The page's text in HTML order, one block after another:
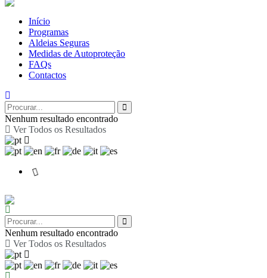
Início
Programas
Aldeias Seguras
Medidas de Autoproteção
FAQs
Contactos
Nenhum resultado encontrado
Ver Todos os Resultados
Nenhum resultado encontrado
Ver Todos os Resultados